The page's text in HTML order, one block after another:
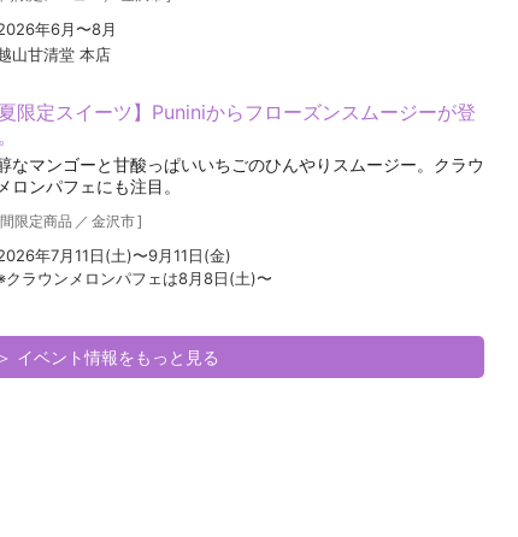
年6月〜8月
山甘清堂 本店
夏限定スイーツ】Puniniからフローズンスムージーが登
なマンゴーと甘酸っぱいいちごのひんやりスムージー。クラウ
ロンパフェにも注目。
限定商品 ／ 金沢市]
年7月11日(土)〜9月11日(金)
クラウンメロンパフェは8月8日(土)〜
イベント情報をもっと見る